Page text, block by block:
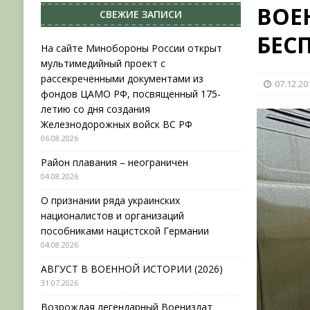
НОВОСТИ
АВГУСТ В ВОЕННОЙ ИСТОРИИ
[ 19.07.2026 ]
[ 06.08.2026 ]
На сайте Минобороны России
фондов ЦАМО РФ, посвященный 175-летию со
СВЕЖИЕ ЗАПИСИ
На сайте Минобороны России открыт
мультимедийный проект с
рассекреченными документами из
фондов ЦАМО РФ, посвященный 175-
летию со дня создания
Железнодорожных войск ВС РФ
06.08.2026
Район плавания – неограничен
04.08.2026
О признании ряда украинских
националистов и организаций
пособниками нацистской Германии
04.08.2026
АВГУСТ В ВОЕННОЙ ИСТОРИИ (2026)
31.07.2026
Возрождая легендарный Воениздат